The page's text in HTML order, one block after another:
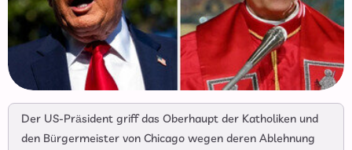
Der US-Präsident griff das Oberhaupt der Katholiken und
den Bürgermeister von Chicago wegen deren Ablehnung